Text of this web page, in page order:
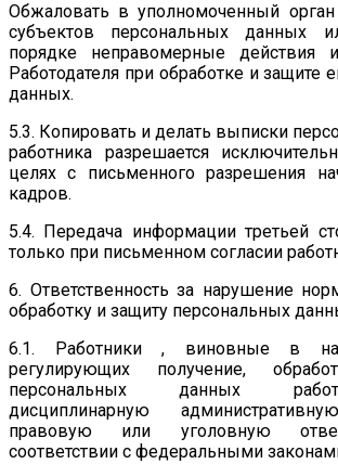
Обжаловать в уполномоченный
субъектов персональных данных
порядке неправомерные действия
Работодателя при обработке и защите
данных.
5.3. Копировать и делать выписки
работника разрешается
целях с письменного разрешения
кадров.
5.4. Передача информации третьей
только при письменном согласии
6. Ответственность за нарушение
обработку и защиту персональных
6.1. Работники , виновные в
регулирующих получение,
персональных данных
дисциплинарную
правовую или уголовную
соответствии с федеральными